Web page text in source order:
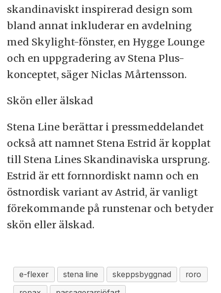
skandinaviskt inspirerad design som
bland annat inkluderar en avdelning
med Skylight-fönster, en Hygge Lounge
och en uppgradering av Stena Plus-
konceptet, säger Niclas Mårtensson.
Skön eller älskad
Stena Line berättar i pressmeddelandet
också att namnet Stena Estrid är kopplat
till Stena Lines Skandinaviska ursprung.
Estrid är ett fornnordiskt namn och en
östnordisk variant av Astrid, är vanligt
förekommande på runstenar och betyder
skön eller älskad.
e-flexer stena line skeppsbyggnad
roro